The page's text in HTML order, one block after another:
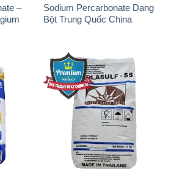
–
Sodium Percarbonate Dạng
Bột Trung Quốc China